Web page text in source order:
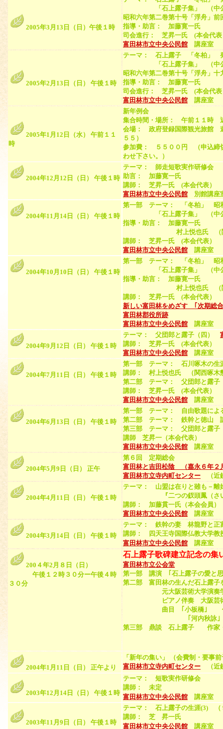
2005年3月13日（日）午後１時
「石上露子集」 （中公文
昭和六年第二巻第十号「浮舟」前
指導・助言： 加藤寛一氏
司会進行： 芝昇一氏 (本会代表
富田林市立中央公民館 講座室 （
2005年2月13日（日） 午後１時
テーマ： 石上露子 「冬柏」
「石上露子集」 （中公文
昭和六年第二巻第十号「浮舟」十
指導・助言： 加藤寛一氏
司会進行： 芝昇一氏 (本会代表
富田林市立中央公民館 講座室 （
2005年1月12日（水） 午前１１
時
新年例会
集合時間・場所： 午前１１時
会場： 政府登録国際観光旅館
５５）
参加費： ５５００円 （申込締
わせ下さい。）
2004年12月12日（日） 午後１時
テーマ： 師走短歌実作研修会
助言： 加藤寛一氏
講師： 芝昇一氏 (本会代表）
富田林市立中央公民館 別館講座
2004年11月14日（日） 午後１時
第一部 テーマ： 「冬柏」 昭
「石上露子集」 （中公文
指導・助言： 加藤寛一氏
村上悦也氏 （関西啄木
講師： 芝昇一氏 (本会代表）
富田林市立中央公民館 講座室 （
2004年10月10日（日） 午後１時
第一部 テーマ： 「冬柏」 昭
「石上露子集」 （中公文
指導・助言： 加藤寛一氏
村上悦也氏 （関西啄木
講師： 芝昇一氏 (本会代表）
新しい富田林をめざす ｢次期総
富田林郡役所跡
富田林市立中央公民館 講座室 （
2004年9月12日（日） 午後１時
テーマ： 父団郎と露子（四）
講師： 芝昇一氏 (本会代表）
富田林市立中央公民館 講座室 （
2004年7月11日（日） 午後１時
第一部 テーマ： 石川啄木の生
講師： 村上悦也氏 （関西啄木
第二部 テーマ： 父団郎と露
講師： 芝昇一氏 (本会代表）
富田林市立中央公民館 講座室 （
2004年6月13日（日） 午後１時
第一部 テーマ： 自由歌題によ
第二部 テーマ： 鉄幹と徳山
第三部 テーマ： 父団郎と露
講師 芝昇一（本会代表）
富田林市立中央公民館 講座室
2004年5月9日（日） 正午
第６回 定期総会
富田林と吉田松陰 （嘉永６年２
富田林市立寺内町センター （近
2004年4月11日（日） 午後１時
テーマ： 山盟は在りと雖も－離
『二つの釵頭鳳（さい
講師： 加藤貫一氏（本会会員）
富田林市立中央公民館 講座室
2004年3月14日（日） 午後１時
テーマ： 鉄幹の妻 林龍野と正
講師：
四天王寺国際仏教大学
富田林市立中央公民館 講座室
200４年2月８日（日）
午後１２時３０分ー午後４時
３０分
石上露子歌碑建立記念の集
富田林市立公会堂
第一部 講演 ｢石上露子の愛
第二部 富田林の生んだ石上露
元大阪芸術大学演奏学科
ピアノ伴奏 大阪芸術大
曲目 ｢小板橋｣ 作詩
｢河内秋詠｣ 作詩
第三部 鼎談 石上露子 作家
2004年1月11日（日） 正午より
「新年の集い」 （会費制・要事
富田林市立寺内町センター （近
2003年12月14日（日） 午後１時
テーマ： 短歌実作研修会
講師： 未定
富田林市立中央公民館 講座室
2003年11月9日（日） 午後１時
テーマ： 石上露子の生涯(3) （
講師： 芝 昇一氏
富田林市立中央公民館 講座室